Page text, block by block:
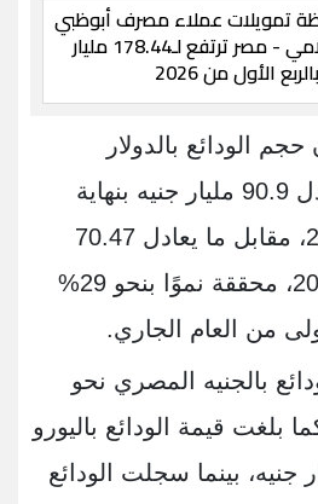
تمويلات عملاء مصرف أبوظبي
الإسلامي - مصر ترتفع لـ178.44 مليار
الأول من 2026
الودائع بالدولار
الأمريكي بلغ ما يعادل 90.9 مليار جنيه بنهاية
الربع الأول من 2026، مقابل ما يعادل 70.47
مليار جنيه بنهاية 2025، محققة نموًا بنحو 29%
بالجنيه المصري نحو
بلغت قيمة الودائع باليورو
15.52 مليار جنيه، بينما سجلت الودائع